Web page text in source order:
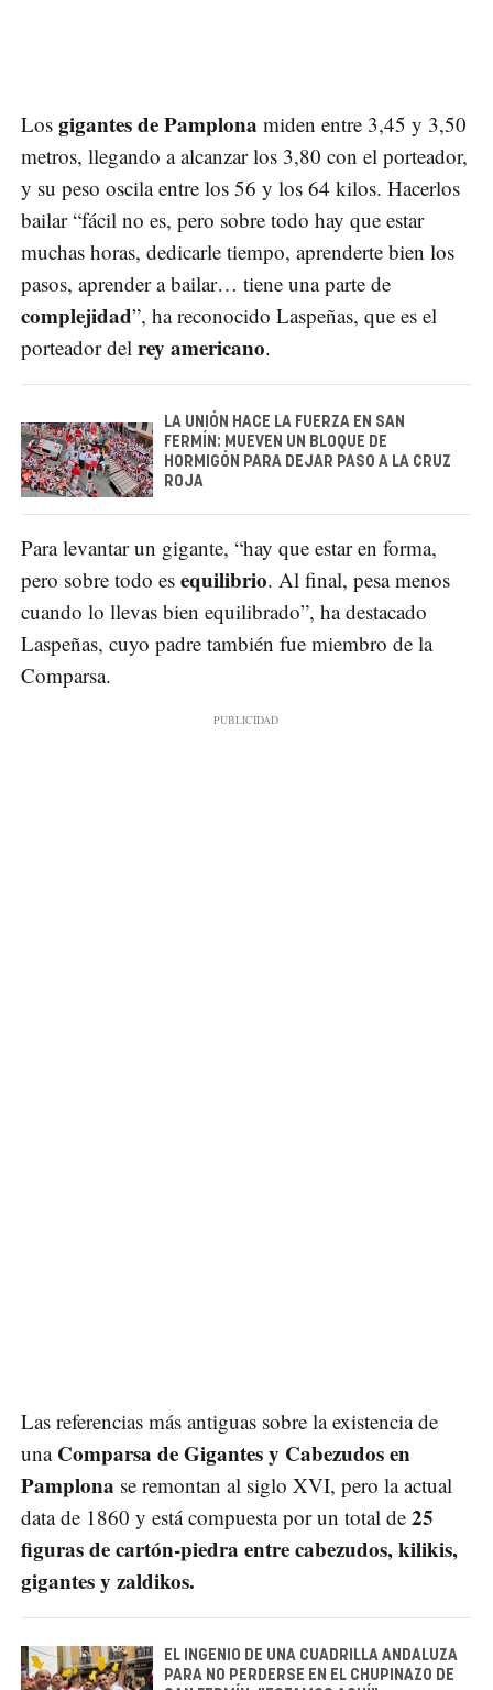
Los gigantes de Pamplona miden entre 3,45 y 3,50
metros, llegando a alcanzar los 3,80 con el porteador,
y su peso oscila entre los 56 y los 64 kilos. Hacerlos
bailar “fácil no es, pero sobre todo hay que estar
muchas horas, dedicarle tiempo, aprenderte bien los
pasos, aprender a bailar… tiene una parte de
complejidad”, ha reconocido Laspeñas, que es el
porteador del rey americano.
LA UNIÓN HACE LA FUERZA EN SAN
FERMÍN: MUEVEN UN BLOQUE DE
HORMIGÓN PARA DEJAR PASO A LA CRUZ
ROJA
Para levantar un gigante, “hay que estar en forma,
pero sobre todo es equilibrio. Al final, pesa menos
cuando lo llevas bien equilibrado”, ha destacado
Laspeñas, cuyo padre también fue miembro de la
Comparsa.
Las referencias más antiguas sobre la existencia de
unaComparsa de Gigantes y Cabezudos en
Pamplona se remontan al siglo XVI, pero la actual
data de 1860 y está compuesta por un total de 25
figuras de cartón-piedra entre cabezudos, kilikis,
gigantes y zaldikos.
EL INGENIO DE UNA CUADRILLA ANDALUZA
PARA NO PERDERSE EN EL CHUPINAZO DE